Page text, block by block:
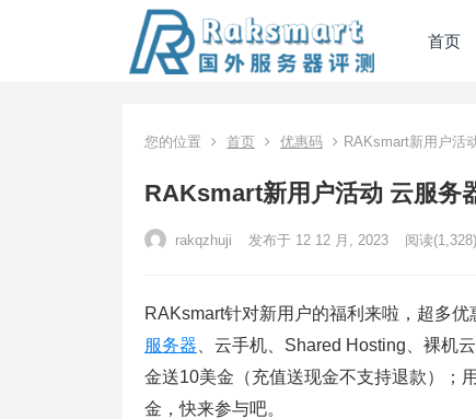
首页
您的位置 首页 优惠码 RAKsmart新用户活
RAKsmart新用户活动 云服务
rakqzhuji 发布于 12 12 月, 2023 阅读(1,328)
RAKsmart针对新用户的福利来啦，超多
服务器 、云手机、Shared Hosting、裸机
金送10美金（充值送现金不支持退款）；
金，快来参与吧。